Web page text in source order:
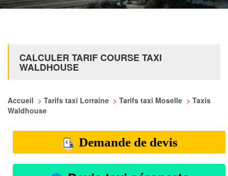
CALCULER TARIF COURSE TAXI
WALDHOUSE
Accueil > Tarifs taxi Lorraine > Tarifs taxi Moselle > Taxis
Waldhouse
Demande de devis